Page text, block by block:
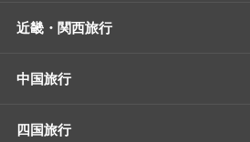
近畿・関西旅行
中国旅行
四国旅行